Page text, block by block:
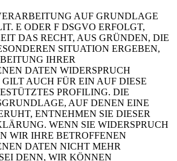
AUF GRUNDLAGE
E ODER F DSGVO ERFOLGT,
DAS RECHT, AUS GRÜNDEN, DIE
SITUATION ERGEBEN,
IHRER
DATEN WIDERSPRUCH
AUCH FÜR EIN AUF DIESE
PROFILING. DIE
AUF DENEN EINE
ENTNEHMEN SIE DIESER
WENN SIE WIDERSPRUCH
WIR IHRE BETROFFENEN
DATEN NICHT MEHR
DENN, WIR KÖNNEN